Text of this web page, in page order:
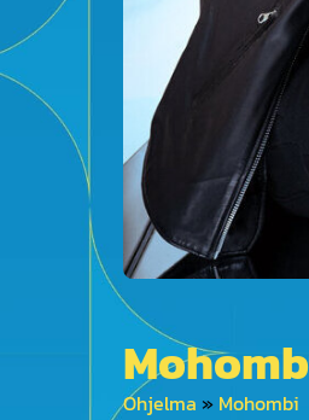
Ohjelma » Mohombi